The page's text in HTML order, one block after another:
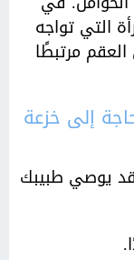
التي تواجه
مرتبطًا
إلى خزعة
يوصي طبيبك